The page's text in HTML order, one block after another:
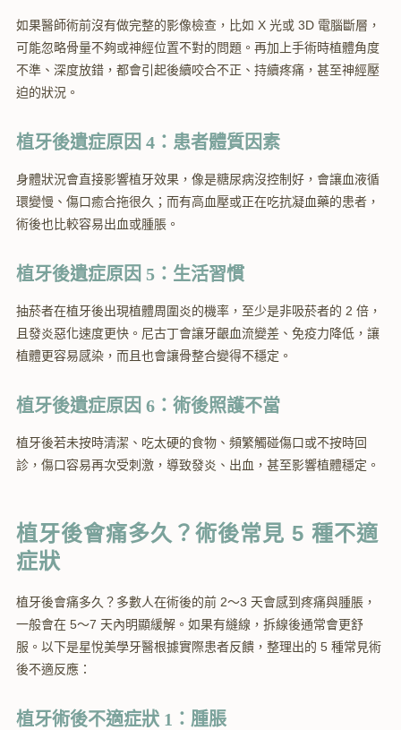
如果醫師術前沒有做完整的影像檢查，比如 X 光或 3D 電腦斷層，
可能忽略骨量不夠或神經位置不對的問題。再加上手術時植體角度
不準、深度放錯，都會引起後續咬合不正、持續疼痛，甚至神經壓
迫的狀況。
植牙後遺症原因 4：患者體質因素
身體狀況會直接影響植牙效果，像是糖尿病沒控制好，會讓血液循
環變慢、傷口癒合拖很久；而有高血壓或正在吃抗凝血藥的患者，
術後也比較容易出血或腫脹。
植牙後遺症原因 5：生活習慣
抽菸者在植牙後出現植體周圍炎的機率，至少是非吸菸者的 2 倍，
且發炎惡化速度更快。尼古丁會讓牙齦血流變差、免疫力降低，讓
植體更容易感染，而且也會讓骨整合變得不穩定。
植牙後遺症原因 6：術後照護不當
植牙後若未按時清潔、吃太硬的食物、頻繁觸碰傷口或不按時回
診，傷口容易再次受刺激，導致發炎、出血，甚至影響植體穩定。
植牙後會痛多久？術後常見 5 種不適
症狀
植牙後會痛多久？多數人在術後的前 2～3 天會感到疼痛與腫脹，
一般會在 5～7 天內明顯緩解。如果有縫線，拆線後通常會更舒
服。以下是星悅美學牙醫根據實際患者反饋，整理出的 5 種常見術
後不適反應：
植牙術後不適症狀 1：腫脹